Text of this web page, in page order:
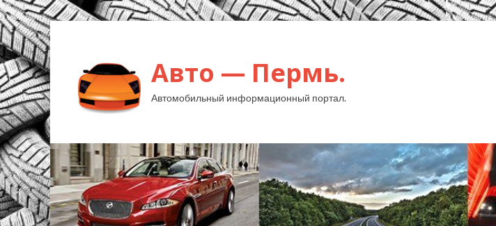
Авто — Пермь.
Автомобильный информационный портал.